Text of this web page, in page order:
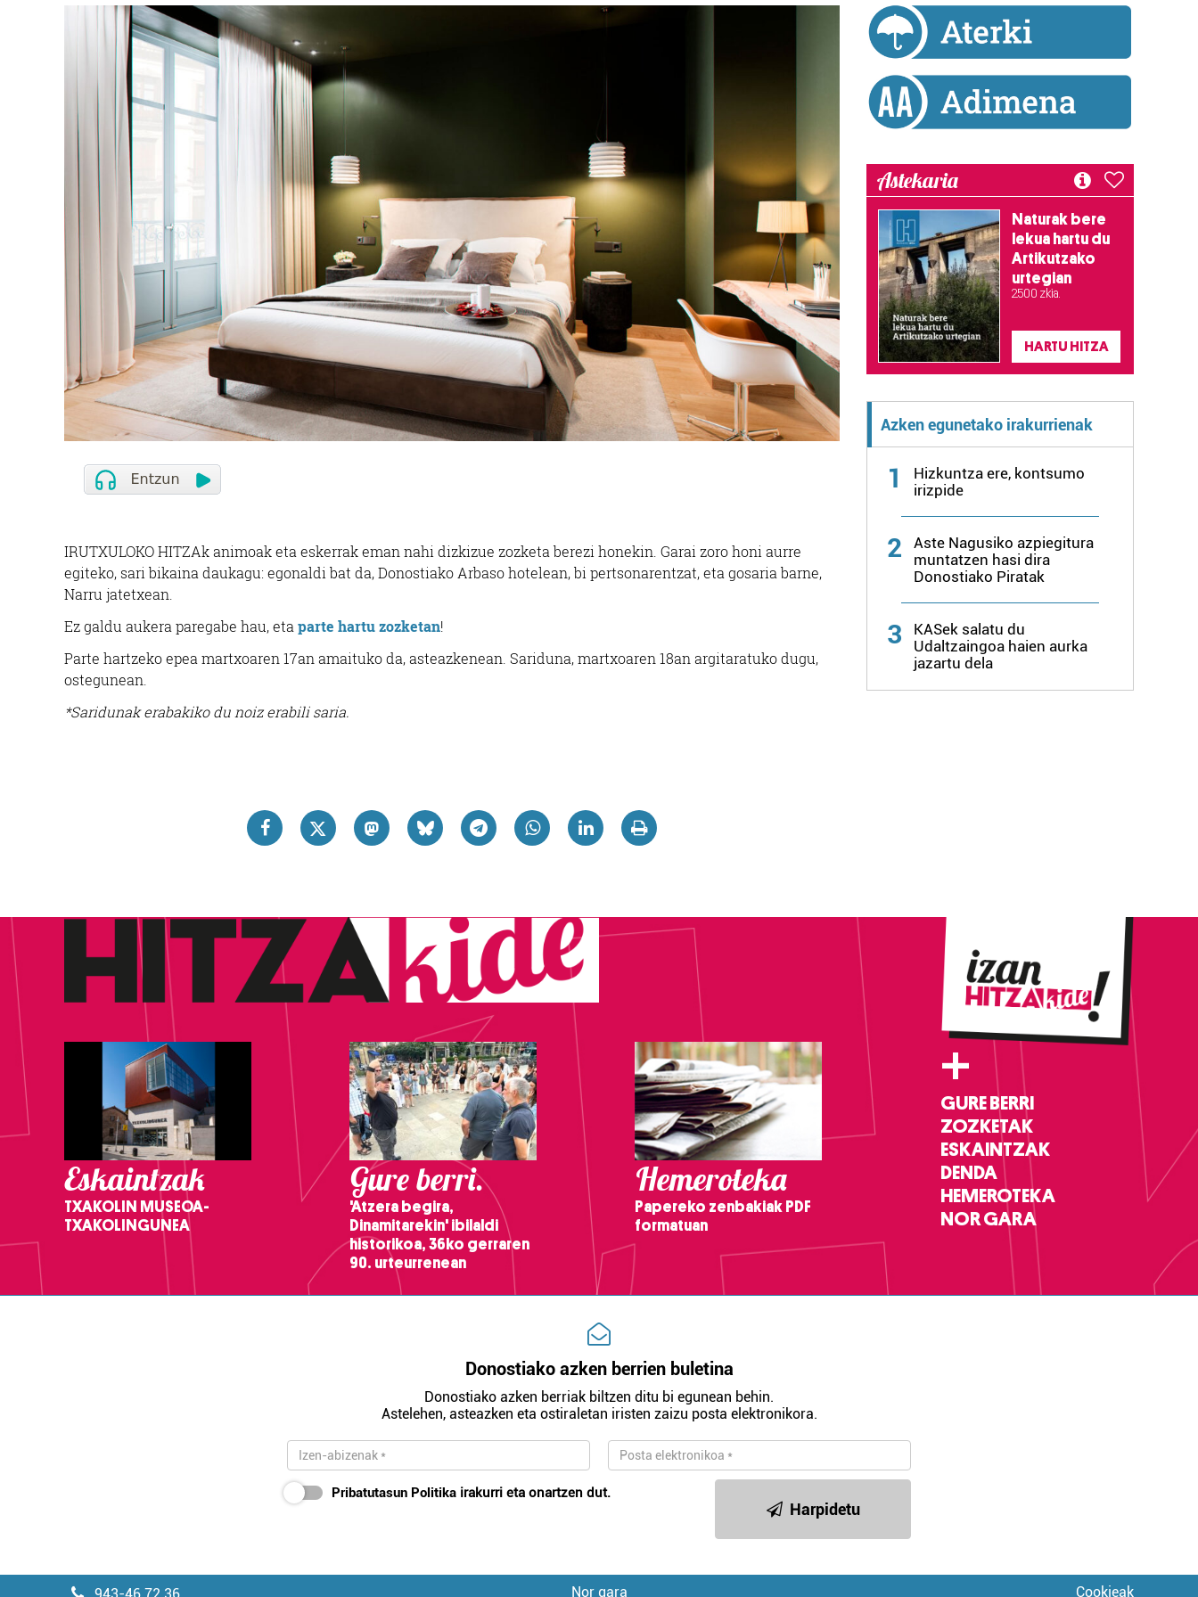
IRUTXULOKO HITZAk animoak eta eskerrak eman nahi dizkizue zozketa berezi honekin. Garai zoro honi aurre
egiteko, sari bikaina daukagu: egonaldi bat da, Donostiako Arbaso hotelean, bi pertsonarentzat, eta gosaria barne,
Narru jatetxean.
Ez galdu aukera paregabe hau, etaparte hartu zozketan!
Parte hartzeko epea martxoaren 17an amaituko da, asteazkenean. Sariduna, martxoaren 18an argitaratuko dugu,
ostegunean.
*Saridunak erabakiko du noiz erabili saria.
Astekaria
Naturak bere
lekua hartu du
Artikutzako
urtegian
2.500 zkia.
HARTU HITZA
Azken egunetako irakurrienak
1
Hizkuntza ere, kontsumo
irizpide
2
Aste Nagusiko azpiegitura
muntatzen hasi dira
Donostiako Piratak
3
KASek salatu du
Udaltzaingoa haien aurka
jazartu dela
Eskaintzak
TXAKOLIN MUSEOA-
TXAKOLINGUNEA
Gure berri.
'Atzera begira,
Dinamitarekin' ibilaldi
historikoa, 36ko gerraren
90. urteurrenean
Hemeroteka
Papereko zenbakiak PDF
formatuan
+
GURE BERRI
ZOZKETAK
ESKAINTZAK
DENDA
HEMEROTEKA
NOR GARA
Donostiako azken berrien buletina
Donostiako azken berriak biltzen ditu bi egunean behin.
Astelehen, asteazken eta ostiraletan iristen zaizu posta elektronikora.
Pribatutasun Politika irakurri eta onartzen dut.
Harpidetu
Nor gara
Cookieak